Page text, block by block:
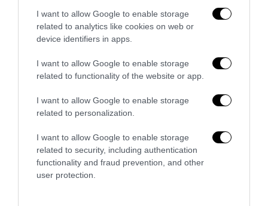
I want to allow Google to enable storage
related to analytics like cookies on web or
device identifiers in apps.
I want to allow Google to enable storage
related to functionality of the website or app.
I want to allow Google to enable storage
related to personalization.
I want to allow Google to enable storage
related to security, including authentication
functionality and fraud prevention, and other
user protection.
Remigrazione, il Copasir riconosce all’antifascismo il
veto del disordine